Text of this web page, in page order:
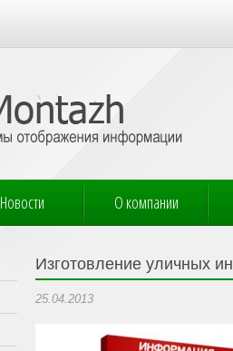
Новости О компании
Изготовление уличных
25.04.2013